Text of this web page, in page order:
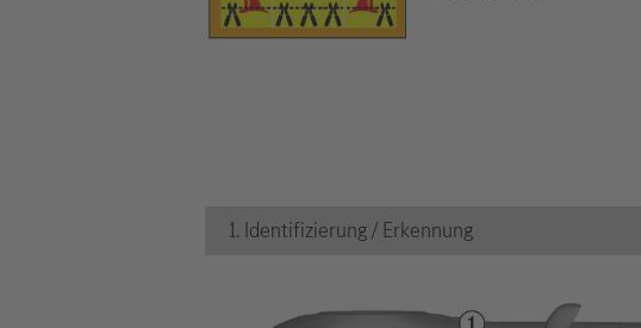
1. Identifizierung / Erkennung